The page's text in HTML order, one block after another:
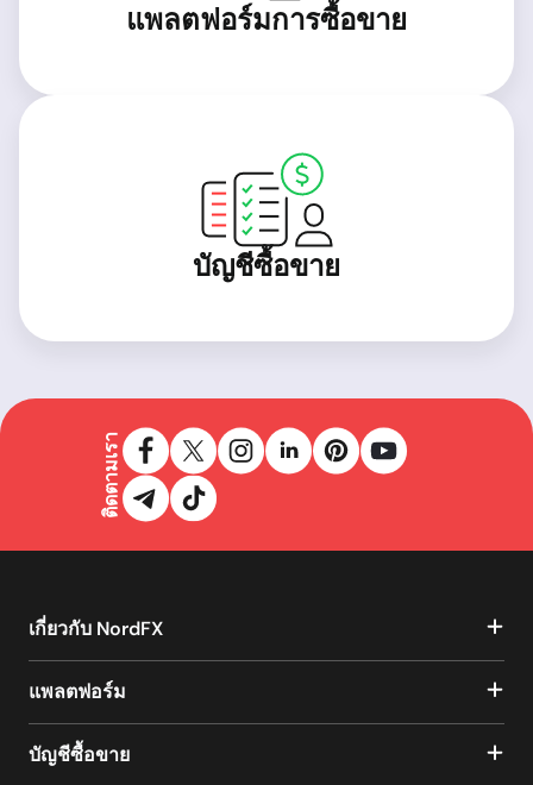
แพลตฟอร์มการซื้อขาย
บัญชีซื้อขาย
ติดตามเรา
เกี่ยวกับ NordFX
แพลตฟอร์ม
บัญชีซื้อขาย